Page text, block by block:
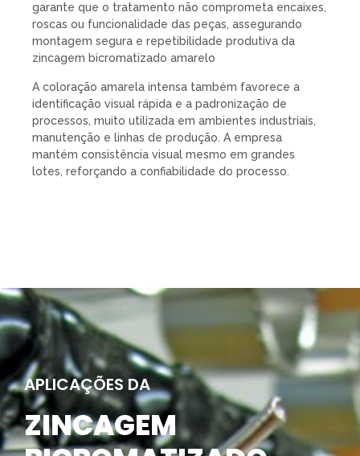
garante que o tratamento não comprometa encaixes,
roscas ou funcionalidade das peças, assegurando
montagem segura e repetibilidade produtiva da
zincagem bicromatizado amarelo
A coloração amarela intensa também favorece a
identificação visual rápida e a padronização de
processos, muito utilizada em ambientes industriais,
manutenção e linhas de produção. A empresa
mantém consistência visual mesmo em grandes
lotes, reforçando a confiabilidade do processo.
APLICAÇÕES DA
ZINCAGEM